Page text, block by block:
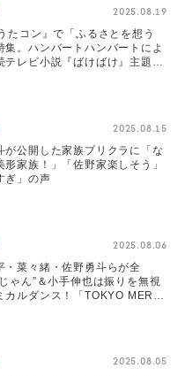
2025.08.19
たコン』で「ふるさとを想う
集。ハンバートハンバートによ
テレビ小説『ばけばけ』主題歌
2025.08.15
が公開した家族プリクラに「な
形家族！」「佐野家楽しそう」
ぎ」の声
2025.08.06
・菜々緒・佐野勇斗らが全
ゃん”＆小手伸也は振りを無視
カルダンス！「TOKYO MERチ
2025.08.05